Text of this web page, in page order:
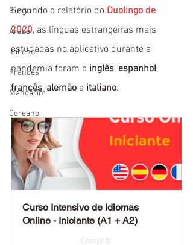
Russo
Árabe
Italiano
Francês
Mandarim
Coreano
Segundo o relatório do Duolingo de
2020, as línguas estrangeiras mais
estudadas no aplicativo durante a
pandemia foram o inglês, espanhol,
francês, alemão e italiano.
Curso Intensivo de Idiomas
Online - Iniciante (A1 + A2)
Comprar